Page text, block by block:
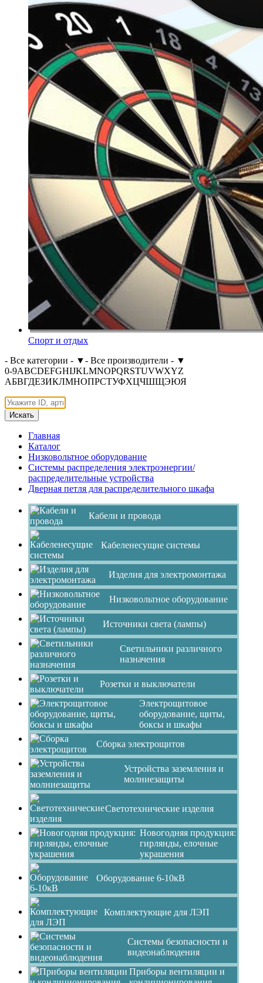
Спорт и отдых
- Все категории - ▼- Все производители - ▼
0-9ABCDEFGHIJKLMNOPQRSTUVWXYZ
АБВГДЕЗИКЛМНОПРСТУФХЦЧШЩЭЮЯ
Искать
Главная
Каталог
Низковольтное оборудование
Системы распределения электроэнергии/
распределительные устройства
Дверная петля для распределительного шкафа
Кабели и провода
Кабеленесущие системы
Изделия для электромонтажа
Низковольтное оборудование
Источники света (лампы)
Светильники различного
назначения
Розетки и выключатели
Электрощитовое
оборудование, щиты,
боксы и шкафы
Сборка электрощитов
Устройства заземления и
молниезащиты
Светотехнические изделия
Новогодняя продукция:
гирлянды, елочные
украшения
Оборудование 6-10кВ
Комплектующие для ЛЭП
Системы безопасности и
видеонаблюдения
Приборы вентиляции и